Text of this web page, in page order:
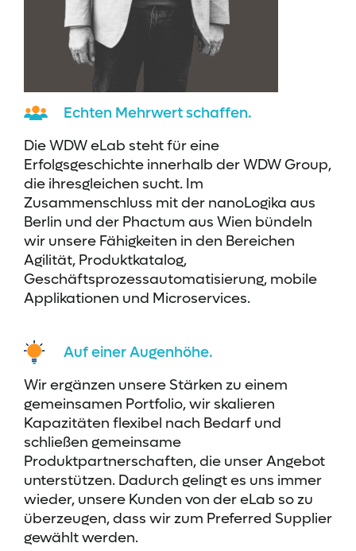
Echten Mehrwert schaffen.
Die WDW eLab steht für eine
Erfolgsgeschichte innerhalb der WDW Group,
die ihresgleichen sucht. Im
Zusammenschluss mit der nanoLogika aus
Berlin und der Phactum aus Wien bündeln
wir unsere Fähigkeiten in den Bereichen
Agilität, Produktkatalog,
Geschäftsprozessautomatisierung, mobile
Applikationen und Microservices.
Auf einer Augenhöhe.
Wir ergänzen unsere Stärken zu einem
gemeinsamen Portfolio, wir skalieren
Kapazitäten flexibel nach Bedarf und
schließen gemeinsame
Produktpartnerschaften, die unser Angebot
unterstützen. Dadurch gelingt es uns immer
wieder, unsere Kunden von der eLab so zu
überzeugen, dass wir zum Preferred Supplier
gewählt werden.